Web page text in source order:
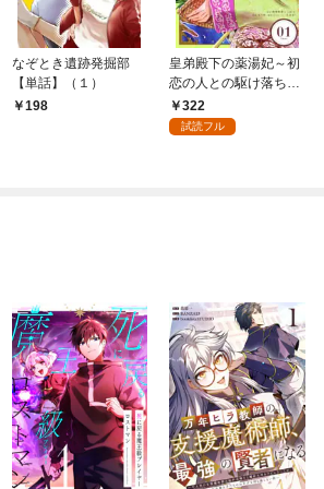
なぞとき遺跡発掘部
【単話】（１）
198
皇弟殿下の薬湯妃～初
恋の人との駆け落ち先
は後宮でした～【単
話】（１）
322
試読フル